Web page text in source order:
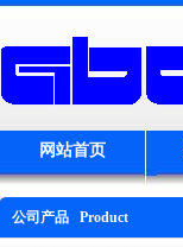
网站首页
公司产品 Product